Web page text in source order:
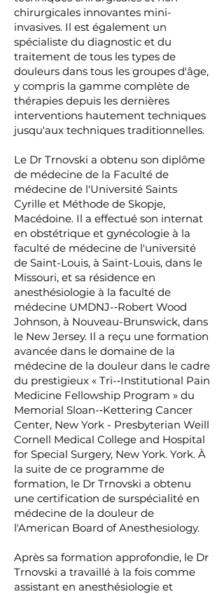
chirurgicales innovantes mini-
invasives. Il est également un
spécialiste du diagnostic et du
traitement de tous les types de
douleurs dans tous les groupes d'âge,
y compris la gamme complète de
thérapies depuis les dernières
interventions hautement techniques
jusqu'aux techniques traditionnelles.
Le Dr Trnovski a obtenu son diplôme
de médecine de la Faculté de
médecine de l'Université Saints
Cyrille et Méthode de Skopje,
Macédoine. Il a effectué son internat
en obstétrique et gynécologie à la
faculté de médecine de l'université
de Saint-Louis, à Saint-Louis, dans le
Missouri, et sa résidence en
anesthésiologie à la faculté de
médecine UMDNJ-‐Robert Wood
Johnson, à Nouveau-Brunswick, dans
le New Jersey. Il a reçu une formation
avancée dans le domaine de la
médecine de la douleur dans le cadre
du prestigieux « Tri-‐Institutional Pain
Medicine Fellowship Program » du
Memorial Sloan-‐Kettering Cancer
Center, New York - Presbyterian Weill
Cornell Medical College and Hospital
for Special Surgery, New York. York. À
la suite de ce programme de
formation, le Dr Trnovski a obtenu
une certification de surspécialité en
médecine de la douleur de
l'American Board of Anesthesiology.
Après sa formation approfondie, le Dr
Trnovski a travaillé à la fois comme
assistant en anesthésiologie et